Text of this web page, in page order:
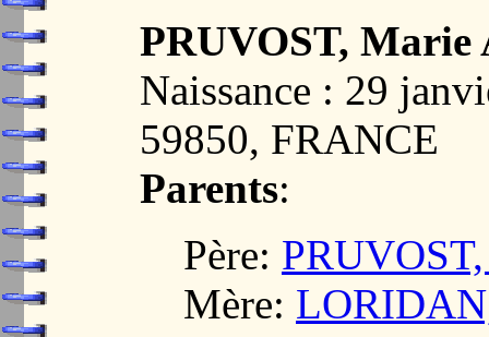
PRUVOST, Marie
Naissance : 29
59850, FRANCE
Parents:
Père:
Mère: